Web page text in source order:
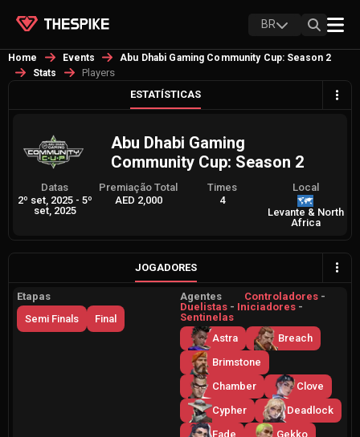
BR
Home Events
Abu Dhabi Gaming Community Cup: Season 2
Stats
Players
ESTATÍSTICAS
Abu Dhabi Gaming
Community Cup: Season 2
Datas
2º set, 2025 - 5º
set, 2025
Premiação Total
AED 2,000
Times
4
Local
Levante & North
Africa
JOGADORES
Etapas
Semi Finals
Final
Agentes Controladores -
Duelistas - Iniciadores -
Sentinelas
Astra
Breach
Brimstone
Chamber
Clove
Cypher
Deadlock
Fade
Gekko